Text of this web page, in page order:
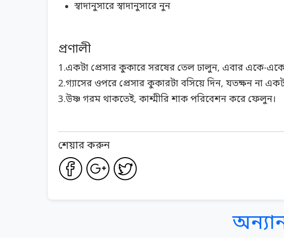
স্বাদানুসারে স্বাদানুসারে নুন
প্রণালী
1.একটা প্রেসার কুকারে সরষের তেল ঢালুন, এবার একে-
2.গ্যাসের ওপরে প্রেসার কুকারটা বসিয়ে দিন, যতক্ষন না
3.উষ্ণ গরম থাকতেই, কাশ্মীরি শাক পরিবেশন করে ফেলুন।
শেয়ার করুন